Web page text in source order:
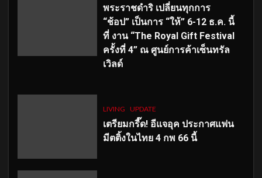
พระราชดำริ เปลี่ยนทุกการ
“ช้อป” เป็นการ “ให้” 6-12 ธ.ค. นี้
ที่ งาน “The Royal Gift Festival
ครั้งที่ 4” ณ ศูนย์การค้าเซ็นทรัล
เวิลด์
LIVING UPDATE
เตรียมกรี๊ด! อีแจอุค ประกาศแฟน
มีตติ้งในไทย 4 กพ 66 นี้